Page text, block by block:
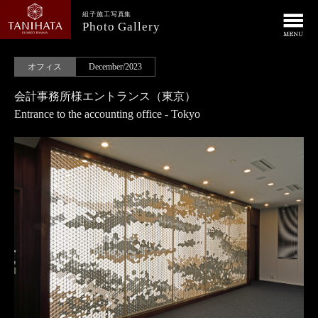
組子施工写真集
Photo Gallery
オフィス December/2023
会計事務所様エントランス（東京）
Entrance to the accounting office - Tokyo